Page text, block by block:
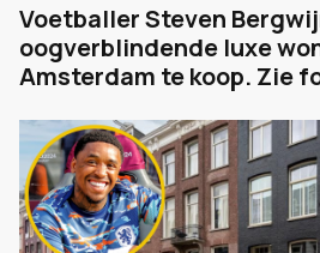
Voetballer Steven
oogverblindende luxe
Amsterdam te koop. Zie